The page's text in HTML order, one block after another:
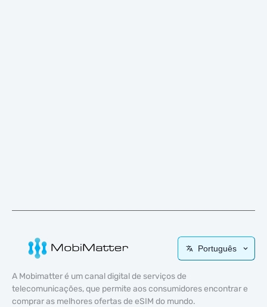
Português
A Mobimatter é um canal digital de serviços de
telecomunicações, que permite aos consumidores encontrar e
comprar as melhores ofertas de eSIM do mundo.